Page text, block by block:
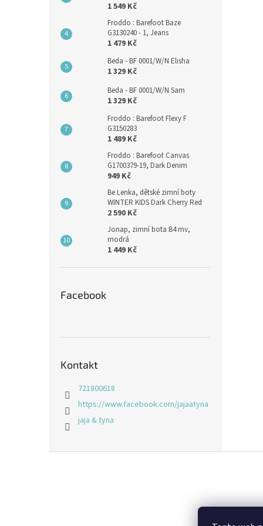
1 549 Kč
Froddo : Barefoot Baze
G3130240 - 1, Jeans
1 479 Kč
Beda - BF 0001/W/N Elisha
1 329 Kč
Beda - BF 0001/W/N Sam
1 329 Kč
Froddo : Barefoot Flexy F
G3150283
1 489 Kč
Froddo : Barefoot Canvas
G1700379-19, Dark Denim
949 Kč
Be Lenka, dětské zimní boty
WINTER KIDS Dark Cherry Red
2 590 Kč
Jonap, zimní bota B4 mv,
modrá
1 449 Kč
Facebook
Kontakt
721800618
https://www.facebook.com/jajaatyna
jaja & tyna